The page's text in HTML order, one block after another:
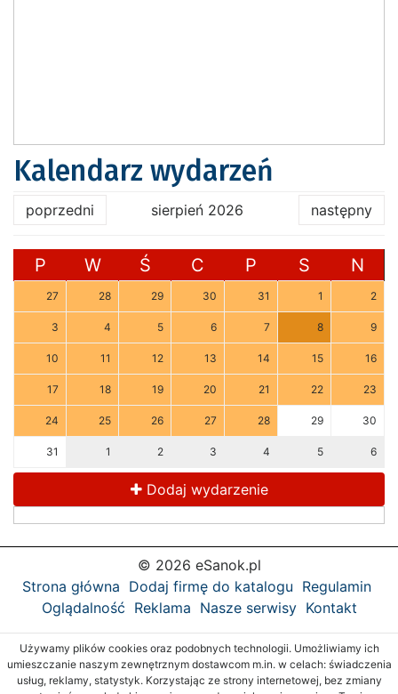
Kalendarz wydarzeń
poprzedni sierpień 2026 następny
P W Ś C P S N
27 28 29 30 31 1 2
3 4 5 6 7 8 9
10 11 12 13 14 15 16
17 18 19 20 21 22 23
24 25 26 27 28 29 30
31 1 2 3 4 5 6
Dodaj wydarzenie
© 2026 eSanok.pl
Strona główna Dodaj firmę do katalogu Regulamin
Oglądalność Reklama Nasze serwisy Kontakt
Używamy plików cookies oraz podobnych technologii. Umożliwiamy ich
umieszczanie naszym zewnętrznym dostawcom m.in. w celach: świadczenia
usług, reklamy, statystyk. Korzystając ze strony internetowej, bez zmiany